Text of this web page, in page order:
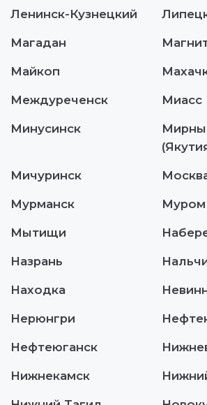
Ленинск-Кузнецкий
Магадан
Майкоп
Междуреченск Миасс
Минусинск
Мичуринск
Мурманск Муром
Мытищи
Назрань
Находка
Нерюнгри
Нефтеюганск
Нижнекамск